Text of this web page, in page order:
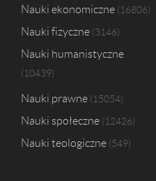
Nauki ekonomiczne 16806
Nauki fizyczne 3146
Nauki humanistyczne
10439
Nauki prawne 15054
Nauki społeczne 12426
Nauki teologiczne 549